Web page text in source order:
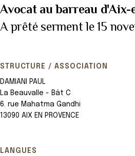
Avocat au barreau
A prêté serment le 15
STRUCTURE / ASSOCIATION
DAMIANI PAUL
La Beauvalle - Bât C
6. rue Mahatma Gandhi
13090 AIX EN PROVENCE
LANGUES